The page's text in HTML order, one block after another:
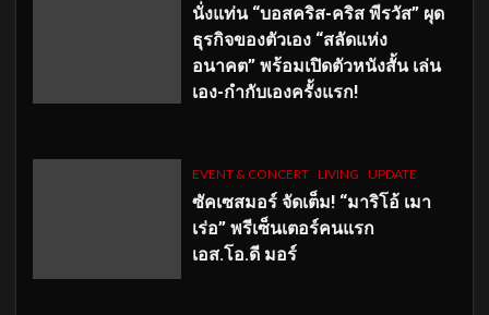
นั่งแท่น “บอสคริส-คริส พีรวัส” ผุด
ธุรกิจของตัวเอง “สลัดแห่ง
อนาคต” พร้อมเปิดตัวหนังสั้น เล่น
เอง-กำกับเองครั้งแรก!
EVENT & CONCERT LIVING UPDATE
ซัคเซสมอร์ จัดเต็ม! “มาริโอ้ เมา
เร่อ” พรีเซ็นเตอร์คนแรก
เอส.โอ.ดี มอร์